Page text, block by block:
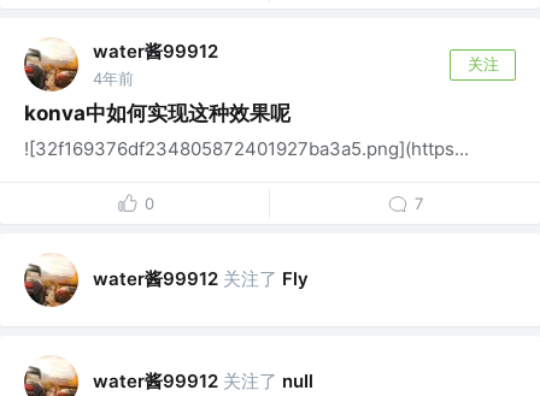
water酱99912
4年前
关注
konva中如何实现这种效果呢
![32f169376df234805872401927ba3a5.png](https...
0 7
water酱99912 关注了 Fly
water酱99912 关注了 nuIl